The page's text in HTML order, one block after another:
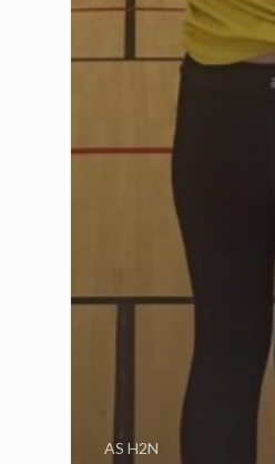
AS H2N